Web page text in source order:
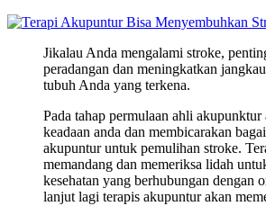
Jikalau Anda mengalami stroke,
peradangan dan meningkatkan
tubuh Anda yang terkena.
Pada tahap permulaan ahli akupunktur
keadaan anda dan membicarakan
akupuntur untuk pemulihan stroke.
memandang dan memeriksa lidah
kesehatan yang berhubungan dengan
lanjut lagi terapis akupuntur akan